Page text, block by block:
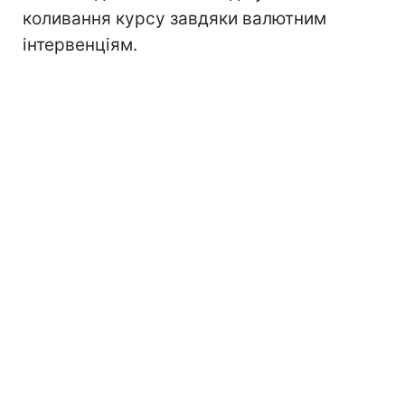
коливання курсу завдяки валютним
інтервенціям.